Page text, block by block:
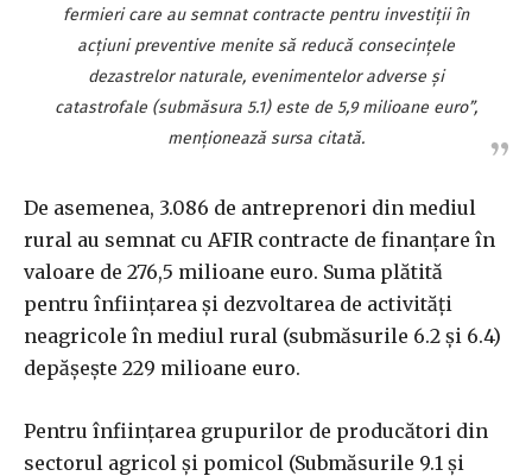
fermieri care au semnat contracte pentru investiţii în
acţiuni preventive menite să reducă consecinţele
dezastrelor naturale, evenimentelor adverse şi
catastrofale (submăsura 5.1) este de 5,9 milioane euro”,
menţionează sursa citată.
De asemenea, 3.086 de antreprenori din mediul
rural au semnat cu AFIR contracte de finanţare în
valoare de 276,5 milioane euro. Suma plătită
pentru înfiinţarea şi dezvoltarea de activităţi
neagricole în mediul rural (submăsurile 6.2 şi 6.4)
depăşeşte 229 milioane euro.
Pentru înfiinţarea grupurilor de producători din
sectorul agricol şi pomicol (Submăsurile 9.1 şi